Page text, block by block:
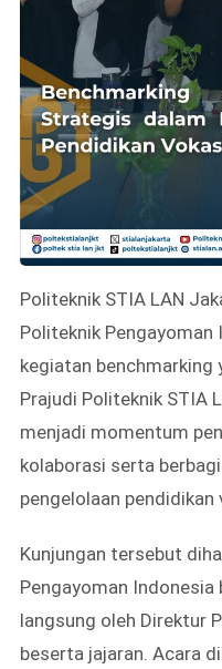
Politeknik STIA LAN
Politeknik
kegiatan benchmarking
Prajudi Politeknik STIA
menjadi momentum
kolaborasi serta
pengelolaan pendidikan
Kunjungan tersebut
Pengayoman
langsung oleh Direktur
beserta jajaran. Acara